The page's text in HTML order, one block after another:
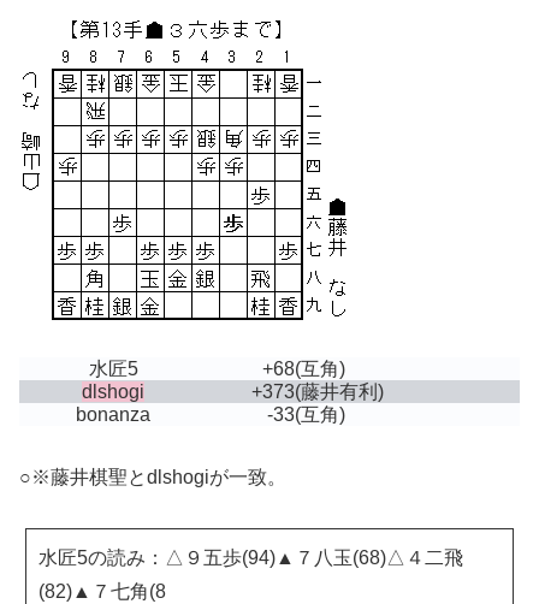
水匠5 +68(互角)
dlshogi
+373(藤井有利)
bonanza
-33(互角)
○※藤井棋聖とdlshogiが一致。
水匠5の読み：△９五歩(94)▲７八玉(68)△４二飛
(82)▲７七角(8